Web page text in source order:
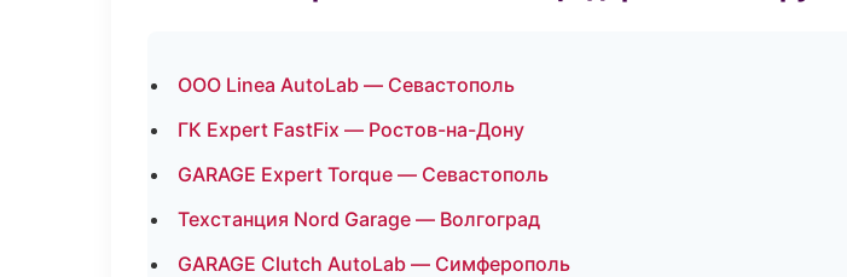
ООО Linea AutoLab — Севастополь
ГК Expert FastFix — Ростов-на-Дону
GARAGE Expert Torque — Севастополь
Техстанция Nord Garage — Волгоград
GARAGE Clutch AutoLab — Симферополь